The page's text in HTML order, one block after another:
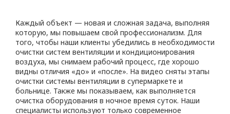
Каждый объект — новая и сложная задача, выполняя
которую, мы повышаем свой профессионализм. Для
того, чтобы наши клиенты убедились в необходимости
очистки систем вентиляции и кондиционирования
воздуха, мы снимаем рабочий процесс, где хорошо
видны отличия «до» и «после». На видео сняты этапы
очистки системы вентиляции в супермаркете и
больнице. Также мы показываем, как выполняется
очистка оборудования в ночное время суток. Наши
специалисты используют только современное